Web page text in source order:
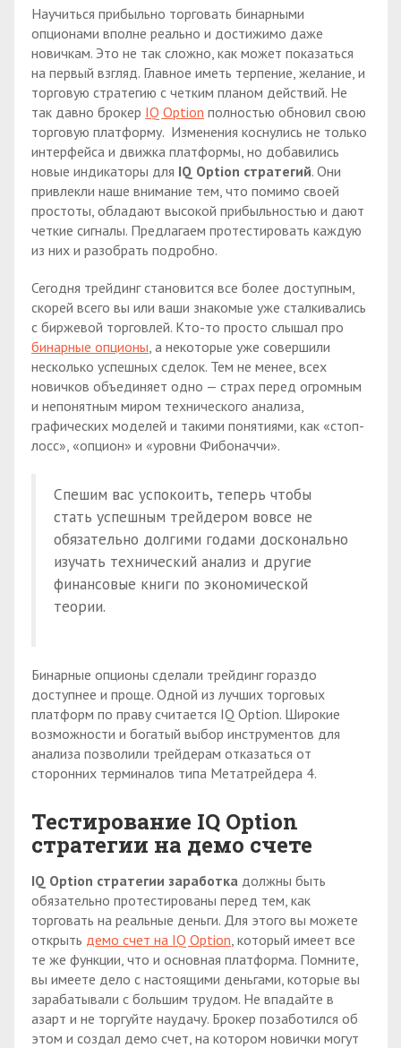
Научиться прибыльно торговать бинарными
опционами вполне реально и достижимо даже
новичкам. Это не так сложно, как может показаться
на первый взгляд. Главное иметь терпение, желание, и
торговую стратегию с четким планом действий. Не
так давно брокер IQ Option полностью обновил свою
торговую платформу. Изменения коснулись не только
интерфейса и движка платформы, но добавились
новые индикаторы для IQ Option стратегий. Они
привлекли наше внимание тем, что помимо своей
простоты, обладают высокой прибыльностью и дают
четкие сигналы. Предлагаем протестировать каждую
из них и разобрать подробно.
Сегодня трейдинг становится все более доступным,
скорей всего вы или ваши знакомые уже сталкивались
с биржевой торговлей. Кто-то просто слышал про
бинарные опционы, а некоторые уже совершили
несколько успешных сделок. Тем не менее, всех
новичков объединяет одно — страх перед огромным
и непонятным миром технического анализа,
графических моделей и такими понятиями, как «стоп-
лосс», «опцион» и «уровни Фибоначчи».
Спешим вас успокоить, теперь чтобы
стать успешным трейдером вовсе не
обязательно долгими годами досконально
изучать технический анализ и другие
финансовые книги по экономической
теории.
Бинарные опционы сделали трейдинг гораздо
доступнее и проще. Одной из лучших торговых
платформ по праву считается IQ Option. Широкие
возможности и богатый выбор инструментов для
анализа позволили трейдерам отказаться от
сторонних терминалов типа Метатрейдера 4.
Тестирование IQ Option
стратегии на демо счете
IQ Option стратегии заработка должны быть
обязательно протестированы перед тем, как
торговать на реальные деньги. Для этого вы можете
открыть демо счет на IQ Option, который имеет все
те же функции, что и основная платформа. Помните,
вы имеете дело с настоящими деньгами, которые вы
зарабатывали с большим трудом. Не впадайте в
азарт и не торгуйте наудачу. Брокер позаботился об
этом и создал демо счет, на котором новички могут